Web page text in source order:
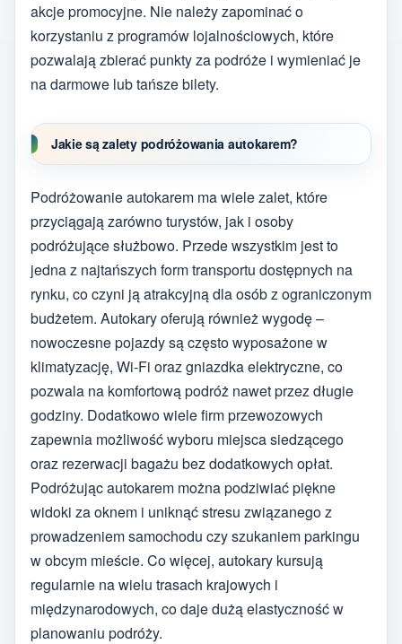
akcje promocyjne. Nie należy zapominać o
korzystaniu z programów lojalnościowych, które
pozwalają zbierać punkty za podróże i wymieniać je
na darmowe lub tańsze bilety.
Jakie są zalety podróżowania autokarem?
Podróżowanie autokarem ma wiele zalet, które
przyciągają zarówno turystów, jak i osoby
podróżujące służbowo. Przede wszystkim jest to
jedna z najtańszych form transportu dostępnych na
rynku, co czyni ją atrakcyjną dla osób z ograniczonym
budżetem. Autokary oferują również wygodę –
nowoczesne pojazdy są często wyposażone w
klimatyzację, Wi-Fi oraz gniazdka elektryczne, co
pozwala na komfortową podróż nawet przez długie
godziny. Dodatkowo wiele firm przewozowych
zapewnia możliwość wyboru miejsca siedzącego
oraz rezerwacji bagażu bez dodatkowych opłat.
Podróżując autokarem można podziwiać piękne
widoki za oknem i uniknąć stresu związanego z
prowadzeniem samochodu czy szukaniem parkingu
w obcym mieście. Co więcej, autokary kursują
regularnie na wielu trasach krajowych i
międzynarodowych, co daje dużą elastyczność w
planowaniu podróży.